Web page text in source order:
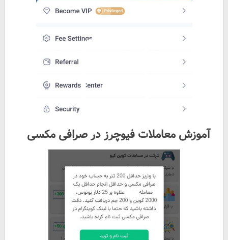
آموزش معاملات فیوچرز در صرافی مکسی